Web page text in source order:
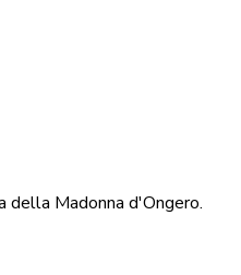
della Madonna d'Ongero.